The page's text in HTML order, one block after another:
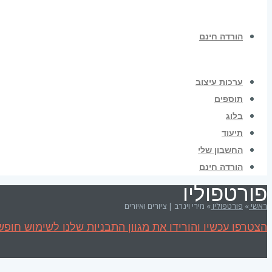
הורדה חינם
ערכות עיצוב
תוספים
בלוג
תיעוד
החשבון שלי
הורדה חינם
פורטפוליו
ראשי » פורטפוליו » מירי וינרב | ציורים ואיורים
הצטרפו עכשיו והורידו את מגוון התבניות שלנו לשימוש